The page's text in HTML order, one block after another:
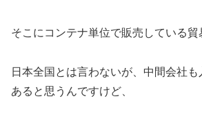
そこにコンテナ単位で販売している貿
日本全国とは言わないが、中間会社
あると思うんですけど、